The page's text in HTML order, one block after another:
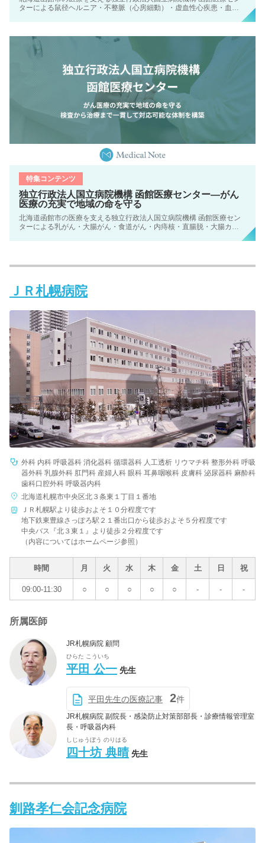
ターによる鼠径ヘルニア・不整脈（心房細動）・虚血性心疾患・血管疾
特集コンテンツ
独立行政法人国立病院機構 函館医療センター―がん
医療の充実で地域の命を守る
北海道函館市の医療を支える独立行政法人国立病院機構 函館医療セン
ターによる乳がん・大腸がん・食道がん・内痔核・直腸脱・大腸カメラ
ＪＲ札幌病院
外科 内科 呼吸器科 消化器科 循環器科 人工透析 リウマチ科 整形外科 呼吸
器外科 乳腺外科 肛門科 産婦人科 眼科 耳鼻咽喉科 皮膚科 泌尿器科 麻酔科
歯科口腔外科 呼吸器内科
北海道札幌市中央区北３条東１丁目１番地
ＪＲ札幌駅より徒歩およそ１０分程度です
地下鉄東豊線さっぽろ駅２１番出口から徒歩およそ５分程度です
中央バス『北３東１』より徒歩２分程度です
（内容についてはホームページ参照）
時間 月 火 水 木 金 土 日 祝
09:00-11:30 ○ ○ ○ ○ ○ - - -
所属医師
JR札幌病院 顧問
ひらた こういち
平田 公一 先生
平田先生の医療記事 2件
JR札幌病院 副院長・感染防止対策部部長・診療情報管理室
長・呼吸器内科
しじゅうぼう のりはる
四十坊 典晴 先生
釧路孝仁会記念病院